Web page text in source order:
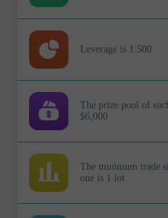
Leverage is 1:500
The prize pool of
$6,000
The minimum trade
one is 1 lot